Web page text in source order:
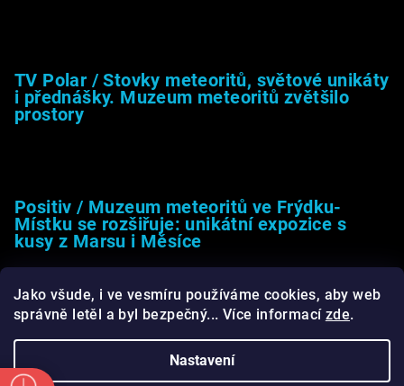
Jako všude, i ve vesmíru používáme cookies, aby web
správně letěl a byl bezpečný... Více informací zde.
Nastavení
TV Polar / Stovky meteoritů, světové unikáty
i přednášky. Muzeum meteoritů zvětšilo
prostory
Positiv / Muzeum meteoritů ve Frýdku-
Místku se rozšiřuje: unikátní expozice s
kusy z Marsu i Měsíce